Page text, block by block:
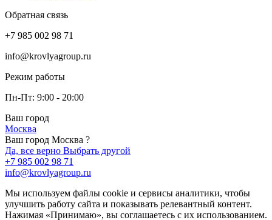
Обратная связь
+7 985 002 98 71
info@krovlyagroup.ru
Режим работы
Пн-Пт: 9:00 - 20:00
Ваш город
Москва
Ваш город Москва ?
Да, все верно Выбрать другой
+7 985 002 98 71
info@krovlyagroup.ru
Мы используем файлы cookie и сервисы аналитики, чтобы
улучшить работу сайта и показывать релевантный контент.
Нажимая «Принимаю», вы соглашаетесь с их использованием.